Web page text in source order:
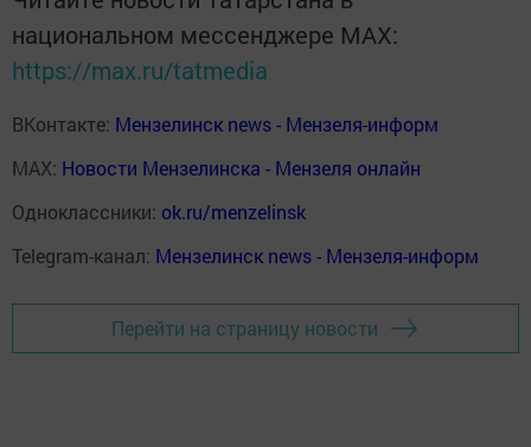
национальном мессенджере MАХ:
https://max.ru/tatmedia
ВКонтакте: Мензелинск news - Мензеля-информ
MAX: Новости Мензелинска - Мензеля онлайн
Одноклассники: ok.ru/menzelinsk
Telegram-канал: Мензелинск news - Мензеля-информ
Перейти на страницу новости